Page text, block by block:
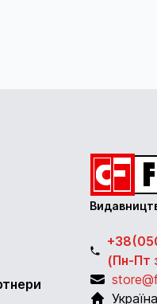
(Пн-Пт
Україна